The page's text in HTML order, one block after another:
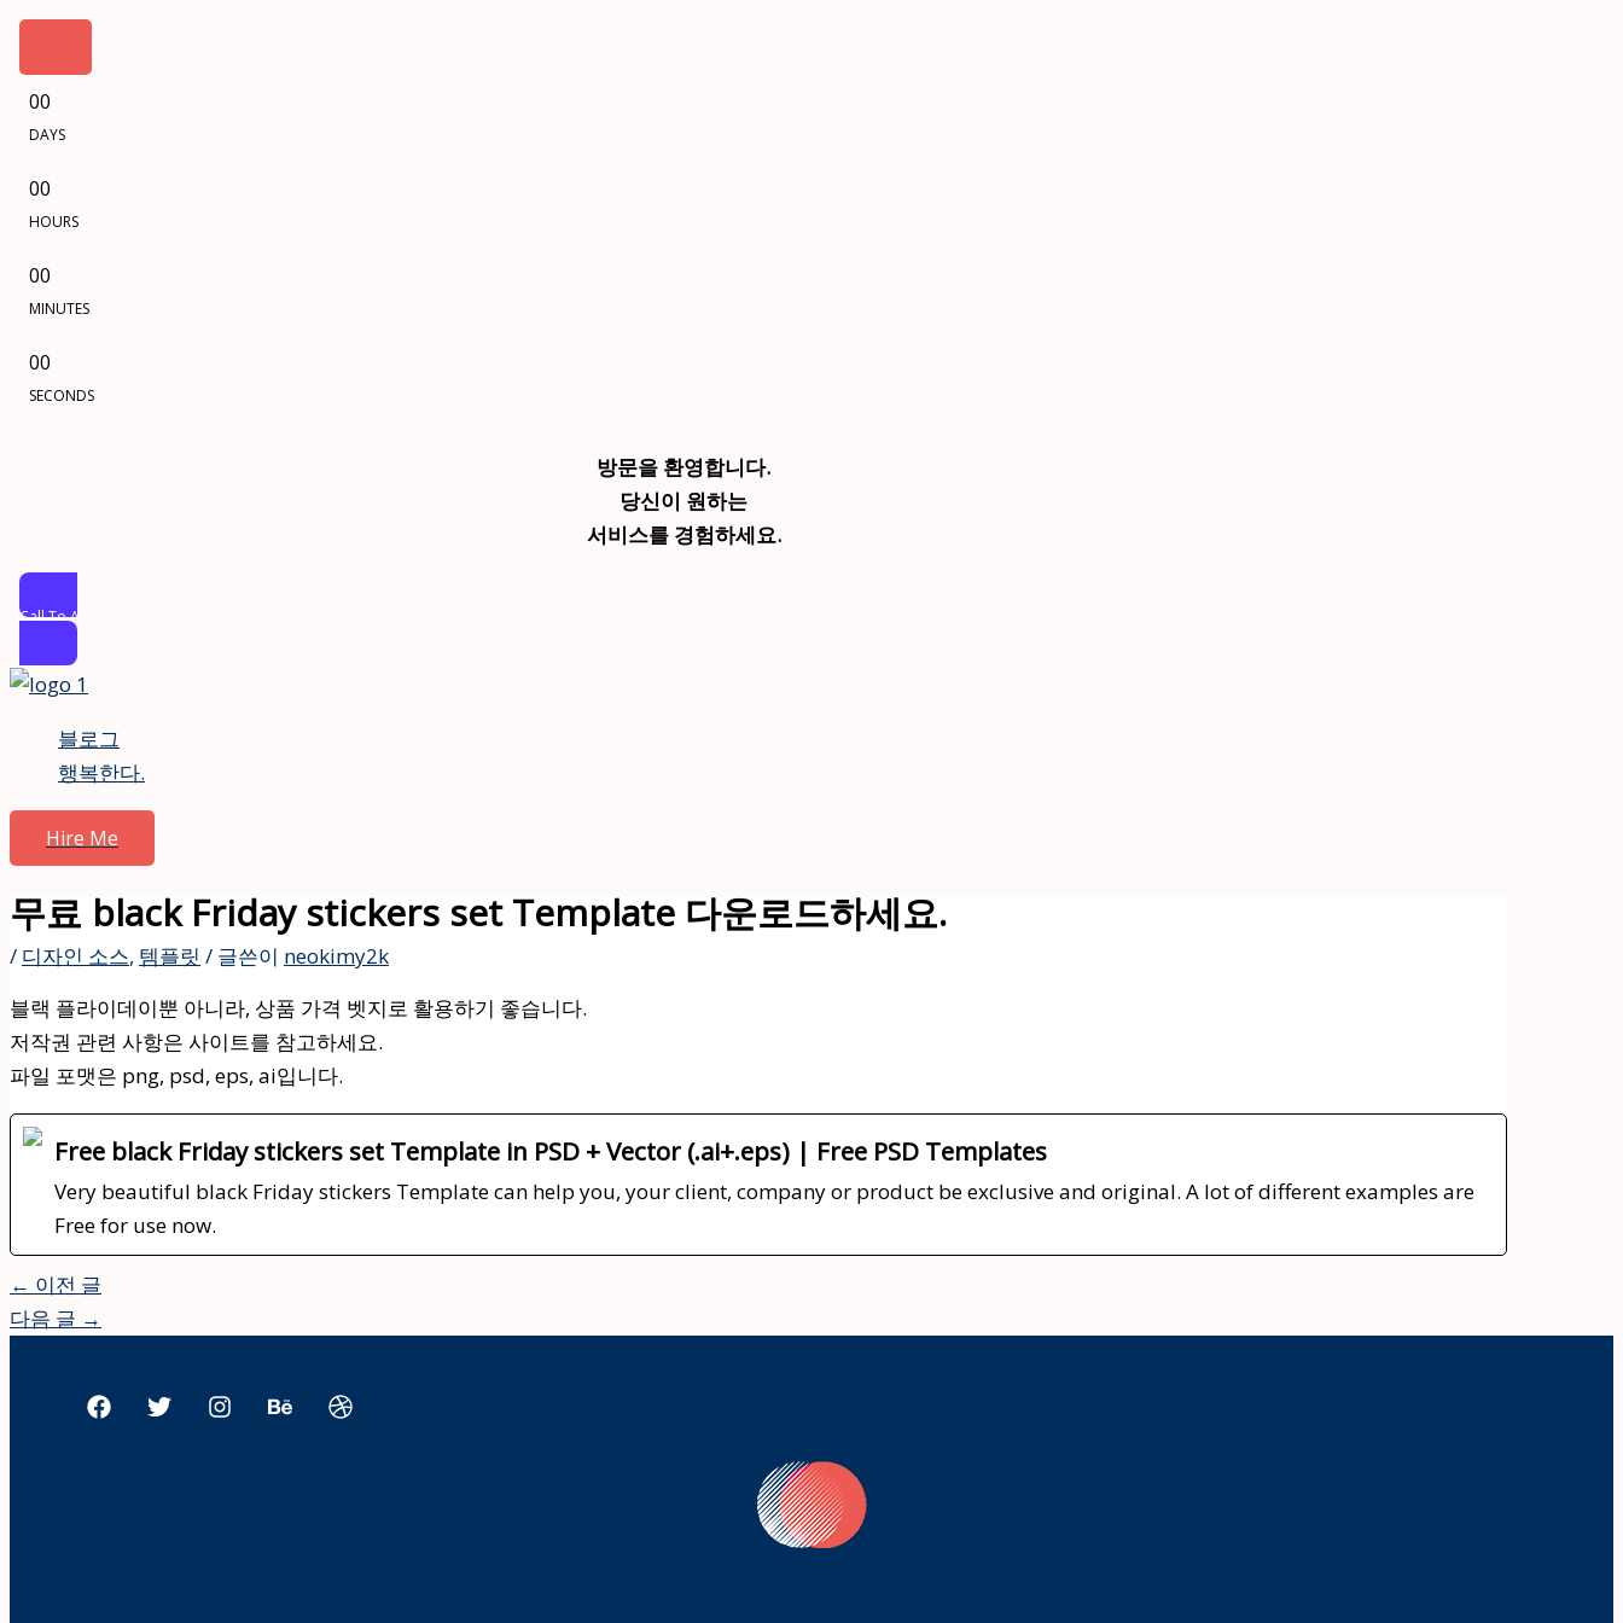
00
DAYS
00
HOURS
00
MINUTES
00
SECONDS
방문을 환영합니다.
당신이 원하는
서비스를 경험하세요.
Call To Action
콘
건
기
블로그
행복한다.
Hire Me
무료 black Friday stickers set Template 다운로드하세요.
/ 디자인 소스, 템플릿 / 글쓴이 neokimy2k
블랙 플라이데이뿐 아니라, 상품 가격 벳지로 활용하기 좋습니다.
저작권 관련 사항은 사이트를 참고하세요.
파일 포맷은 png, psd, eps, ai입니다.
Free black Friday stickers set Template in PSD + Vector (.ai+.eps) | Free PSD Templates
Very beautiful black Friday stickers Template can help you, your client, company or product be exclusive and original. A lot of different examples are
Free for use now.
← 이전 글
다음 글 →